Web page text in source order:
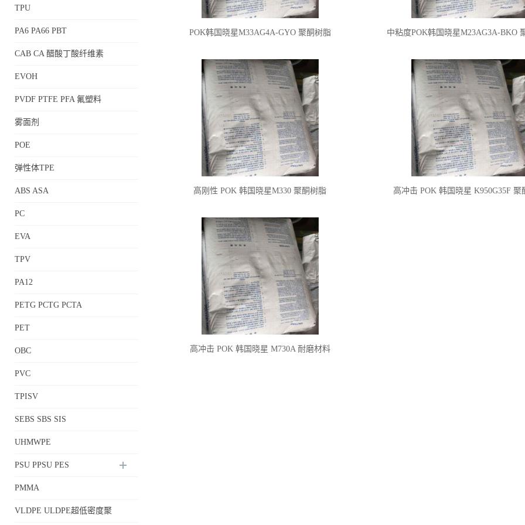
TPU
PA6 PA66 PBT
CAB CA 醋酸丁酸纤维素
EVOH
PVDF PTFE PFA 氟塑料
雾面剂
POE
弹性体TPE
ABS ASA
PC
EVA
TPV
PA12
PETG PCTG PCTA
PET
OBC
PVC
TPISV
SEBS SBS SIS
UHMWPE
PSU PPSU PES
PMMA
VLDPE ULDPE超低密度聚
POK韩国晓星M33AG4A-GYO 聚酮树脂 中粘度POK韩国晓星M23AG3A-BKO
高刚性 POK 韩国晓星M330 聚酮树脂 高冲击 POK 韩国晓星 K950G35F 聚
高冲击 POK 韩国晓星 M730A 耐磨材料